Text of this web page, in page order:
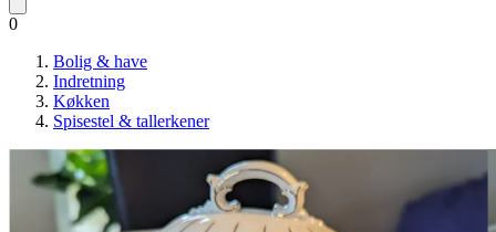
0
Bolig & have
Indretning
Køkken
Spisestel & tallerkener